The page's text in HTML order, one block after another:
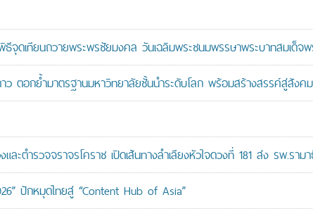
จุดเทียนถวายพระพรชัยมงคล วันเฉลิมพระชนมพรรษาพระบาทสมเด็จพ
ตอกย้ำมาตรฐานมหาวิทยาลัยชั้นนำระดับโลก พร้อมสร้างสรรค์สู่สังค
ะตำรวจจราจรโคราช เปิดเส้นทางลำเลียงหัวใจดวงที่ 181 ส่ง รพ.ราม
ปักหมุดไทยสู่ “Content Hub of Asia”